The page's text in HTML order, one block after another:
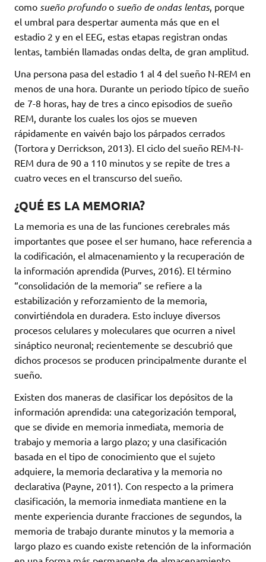
como sueño profundoo sueño de ondas lentas, porque
el umbral para despertar aumenta más que en el
estadio 2 y en el EEG, estas etapas registran ondas
lentas, también llamadas ondas delta, de gran amplitud.
Una persona pasa del estadio 1 al 4 del sueño N-REM en
menos de una hora. Durante un periodo típico de sueño
de 7-8 horas, hay de tres a cinco episodios de sueño
REM, durante los cuales los ojos se mueven
rápidamente en vaivén bajo los párpados cerrados
(Tortora y Derrickson, 2013). El ciclo del sueño REM-N-
REM dura de 90 a 110 minutos y se repite de tres a
cuatro veces en el transcurso del sueño.
¿QUÉ ES LA MEMORIA?
La memoria es una de las funciones cerebrales más
importantes que posee el ser humano, hace referencia a
la codificación, el almacenamiento y la recuperación de
la información aprendida (Purves, 2016). El término
“consolidación de la memoria” se refiere a la
estabilización y reforzamiento de la memoria,
convirtiéndola en duradera. Esto incluye diversos
procesos celulares y moleculares que ocurren a nivel
sináptico neuronal; recientemente se descubrió que
dichos procesos se producen principalmente durante el
sueño.
Existen dos maneras de clasificar los depósitos de la
información aprendida: una categorización temporal,
que se divide en memoria inmediata, memoria de
trabajo y memoria a largo plazo; y una clasificación
basada en el tipo de conocimiento que el sujeto
adquiere, la memoria declarativa y la memoria no
declarativa (Payne, 2011). Con respecto a la primera
clasificación, la memoria inmediata mantiene en la
mente experiencia durante fracciones de segundos, la
memoria de trabajo durante minutos y la memoria a
largo plazo es cuando existe retención de la información